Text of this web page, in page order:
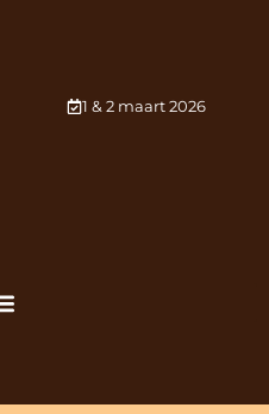
1 & 2 maart 2026